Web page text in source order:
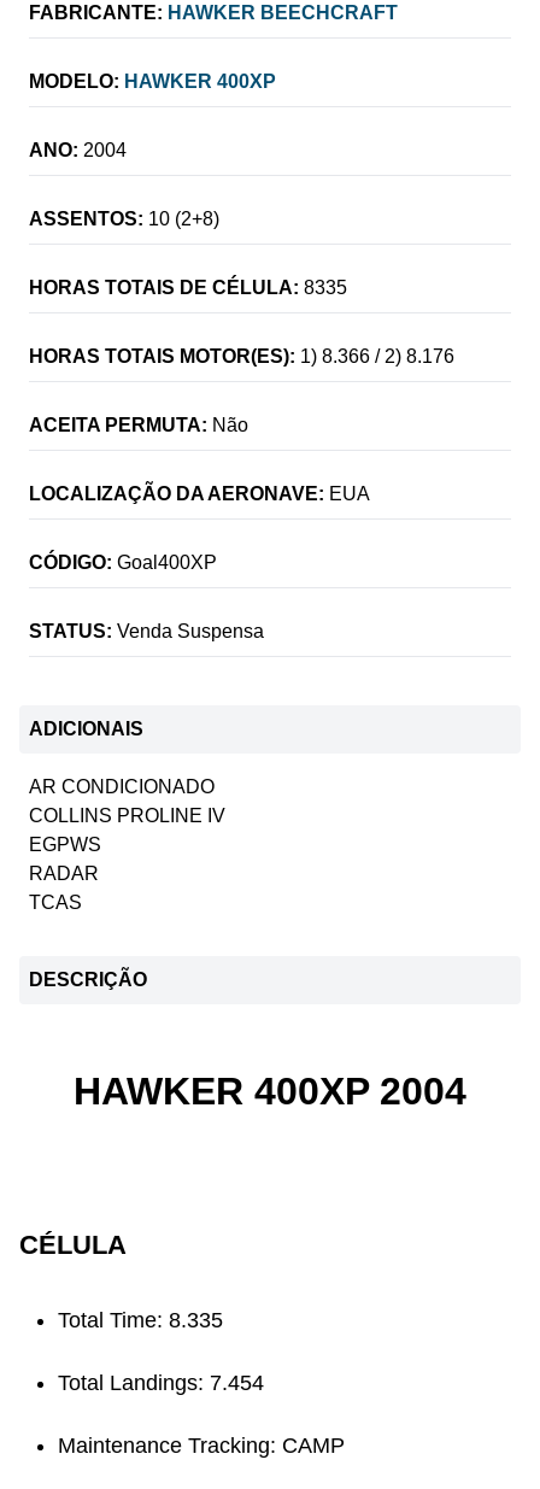
FABRICANTE: HAWKER BEECHCRAFT
MODELO: HAWKER 400XP
ANO: 2004
ASSENTOS: 10 (2+8)
HORAS TOTAIS DE CÉLULA: 8335
HORAS TOTAIS MOTOR(ES): 1) 8.366 / 2) 8.176
ACEITA PERMUTA: Não
LOCALIZAÇÃO DA AERONAVE: EUA
CÓDIGO: Goal400XP
STATUS: Venda Suspensa
ADICIONAIS
AR CONDICIONADO
COLLINS PROLINE IV
EGPWS
RADAR
TCAS
DESCRIÇÃO
HAWKER 400XP 2004
CÉLULA
Total Time: 8.335
Total Landings: 7.454
Maintenance Tracking: CAMP